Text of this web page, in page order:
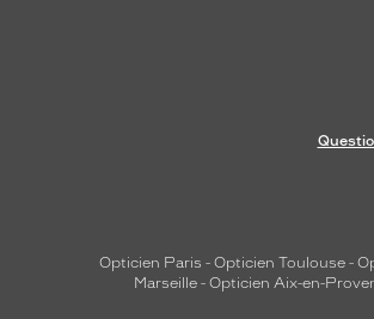
Opticien Paris - Opticien Toulouse -
Marseille - Opticien Aix-en-